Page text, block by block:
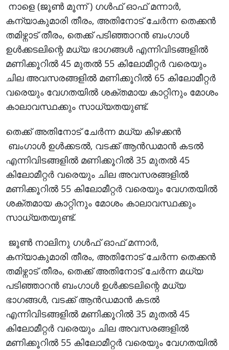
നാളെ (ജൂൺ മൂന്ന് ) ഗൾഫ് ഓഫ് മന്നാർ,
കന്യാകുമാരി തീരം, അതിനോട് ചേർന്ന തെക്കൻ
തമിഴ്നാട് തീരം, തെക്ക് പടിഞ്ഞാറൻ ബംഗാൾ
ഉൾക്കടലിന്റെ മധ്യ ഭാഗങ്ങൾ എന്നിവിടങ്ങളിൽ
മണിക്കൂറിൽ 45 മുതൽ 55 കിലോമീറ്റർ വരെയും
ചില അവസരങ്ങളിൽ മണിക്കൂറിൽ 65 കിലോമീറ്റർ
വരെയും വേഗതയിൽ ശക്തമായ കാറ്റിനും മോശം
കാലാവസ്ഥക്കും സാധ്യതയുണ്ട്.
തെക്ക് അതിനോട് ചേർന്ന മധ്യ കിഴക്കൻ
ബംഗാൾ ഉൾക്കടൽ, വടക്ക് ആൻഡമാൻ കടൽ
എന്നിവിടങ്ങളിൽ മണിക്കൂറിൽ 35 മുതൽ 45
കിലോമീറ്റർ വരെയും ചില അവസരങ്ങളിൽ
മണിക്കൂറിൽ 55 കിലോമീറ്റർ വരെയും വേഗതയിൽ
ശക്തമായ കാറ്റിനും മോശം കാലാവസ്ഥക്കും
സാധ്യതയുണ്ട്.
ജൂൺ നാലിനു ഗൾഫ് ഓഫ് മന്നാർ,
കന്യാകുമാരി തീരം, അതിനോട് ചേർന്ന തെക്കൻ
തമിഴ്നാട് തീരം, തെക്ക് അതിനോട് ചേർന്ന മധ്യ
പടിഞ്ഞാറൻ ബംഗാൾ ഉൾക്കടലിന്റെ മധ്യ
ഭാഗങ്ങൾ, വടക്ക് ആൻഡമാൻ കടൽ
എന്നിവിടങ്ങളിൽ മണിക്കൂറിൽ 35 മുതൽ 45
കിലോമീറ്റർ വരെയും ചില അവസരങ്ങളിൽ
മണിക്കൂറിൽ 55 കിലോമീറ്റർ വരെയും വേഗതയിൽ